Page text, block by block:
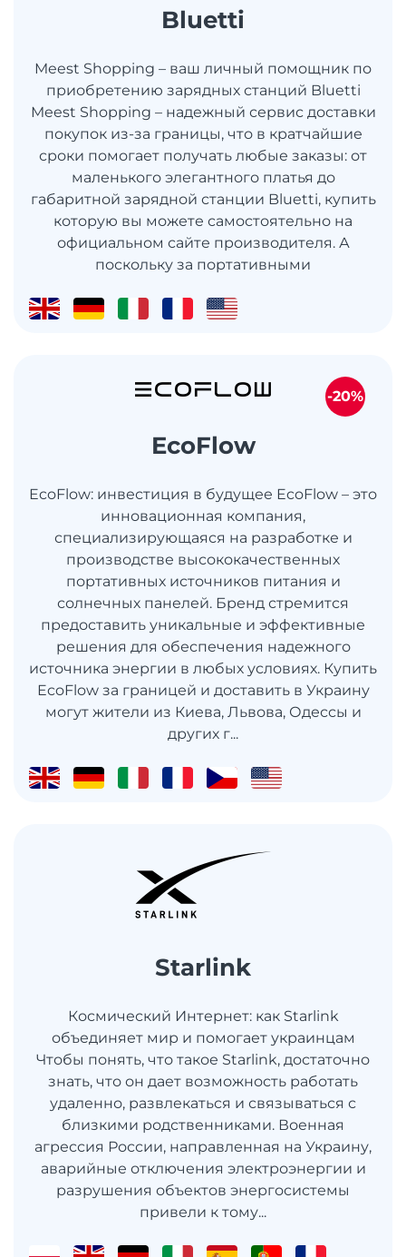
Bluetti
Meest Shopping – ваш личный помощник по
приобретению зарядных станций Bluetti
Meest Shopping – надежный сервис доставки
покупок из-за границы, что в кратчайшие
сроки помогает получать любые заказы: от
маленького элегантного платья до
габаритной зарядной станции Bluetti, купить
которую вы можете самостоятельно на
официальном сайте производителя. А
поскольку за портативными
EcoFlow
EcoFlow: инвестиция в будущее EcoFlow – это
инновационная компания,
специализирующаяся на разработке и
производстве высококачественных
портативных источников питания и
солнечных панелей. Бренд стремится
предоставить уникальные и эффективные
решения для обеспечения надежного
источника энергии в любых условиях. Купить
EcoFlow за границей и доставить в Украину
могут жители из Киева, Львова, Одессы и
других г...
-20%
Starlink
Космический Интернет: как Starlink
объединяет мир и помогает украинцам
Чтобы понять, что такое Starlink, достаточно
знать, что он дает возможность работать
удаленно, развлекаться и связываться с
близкими родственниками. Военная
агрессия России, направленная на Украину,
аварийные отключения электроэнергии и
разрушения объектов энергосистемы
привели к тому...